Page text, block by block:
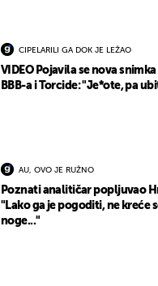
CIPELARILI GA DOK JE LEŽAO
VIDEO Pojavila se nova
BBB-a i Torcide: "Je*ote, pa
AU, OVO JE RUŽNO
Poznati analitičar popljuvao
"Lako ga je pogoditi, ne kreće
noge..."